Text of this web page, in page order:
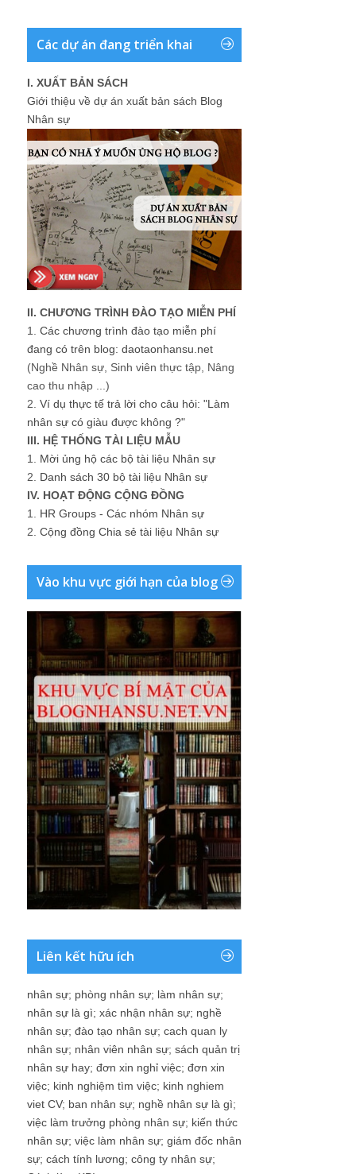
Các dự án đang triển khai
I. XUẤT BẢN SÁCH
Giới thiệu về dự án xuất bản sách Blog
Nhân sự
II. CHƯƠNG TRÌNH ĐÀO TẠO MIỄN PHÍ
1. Các chương trình đào tạo miễn phí
đang có trên blog: daotaonhansu.net
(Nghề Nhân sự, Sinh viên thực tập, Nâng
cao thu nhập ...)
2. Ví dụ thực tế trả lời cho câu hỏi: "Làm
nhân sự có giàu được không ?"
III. HỆ THỐNG TÀI LIỆU MẪU
1. Mời ủng hộ các bộ tài liệu Nhân sự
2. Danh sách 30 bộ tài liệu Nhân sự
IV. HOẠT ĐỘNG CỘNG ĐỒNG
1. HR Groups - Các nhóm Nhân sự
2. Cộng đồng Chia sẻ tài liệu Nhân sự
Vào khu vực giới hạn của blog
Liên kết hữu ích
nhân sự; phòng nhân sự; làm nhân sự;
nhân sự là gì; xác nhận nhân sự; nghề
nhân sự; đào tạo nhân sự; cach quan ly
nhân sự; nhân viên nhân sự; sách quản trị
nhân sự hay; đơn xin nghỉ việc; đơn xin
việc; kinh nghiệm tìm việc; kinh nghiem
viet CV; ban nhân sự; nghề nhân sự là gì;
việc làm trưởng phòng nhân sự; kiến thức
nhân sự; việc làm nhân sự; giám đốc nhân
sự; cách tính lương; công ty nhân sự;